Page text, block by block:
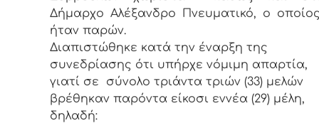
Δήμαρχο Αλέξανδρο Πνευματικό, ο
ήταν παρών.
Διαπιστώθηκε κατά την έναρξη της
συνεδρίασης ότι υπήρχε νόμιμη απαρτία,
γιατί σε σύνολο τριάντα τριών (33) μελών
βρέθηκαν παρόντα είκοσι εννέα (29) μέλη,
δηλαδή: